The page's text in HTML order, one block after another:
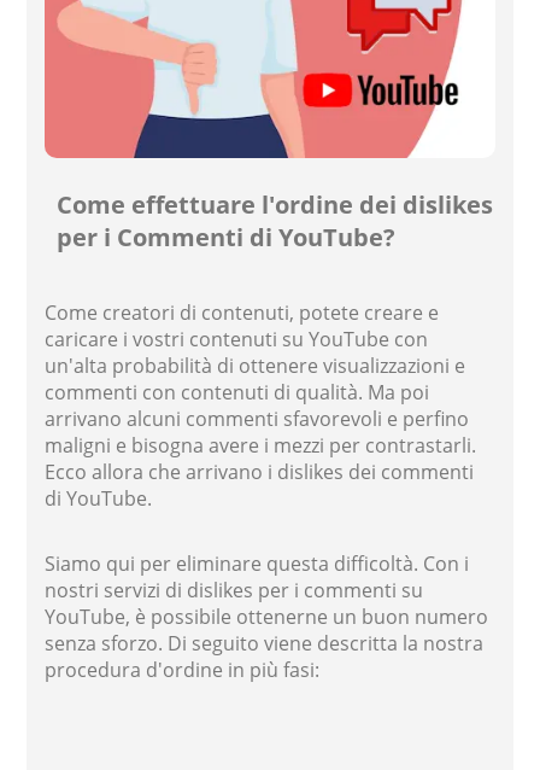
Come effettuare l'ordine dei dislikes
per i Commenti di YouTube?
Come creatori di contenuti, potete creare e
caricare i vostri contenuti su YouTube con
un'alta probabilità di ottenere visualizzazioni e
commenti con contenuti di qualità. Ma poi
arrivano alcuni commenti sfavorevoli e perfino
maligni e bisogna avere i mezzi per contrastarli.
Ecco allora che arrivano i dislikes dei commenti
di YouTube.
Siamo qui per eliminare questa difficoltà. Con i
nostri servizi di dislikes per i commenti su
YouTube, è possibile ottenerne un buon numero
senza sforzo. Di seguito viene descritta la nostra
procedura d'ordine in più fasi: